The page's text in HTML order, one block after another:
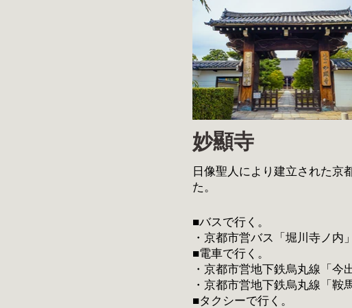
妙顯寺
日像聖人により建立された京
た。
■バスで行く。
・京都市営バス「堀川寺ノ内
■電車で行く。
・京都市営地下鉄烏丸線「今
・京都市営地下鉄烏丸線「
■タクシーで行く。